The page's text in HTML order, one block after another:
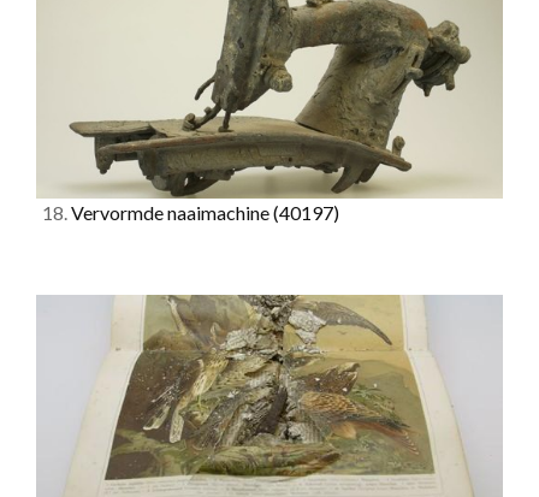
18.Vervormde naaimachine(40197)